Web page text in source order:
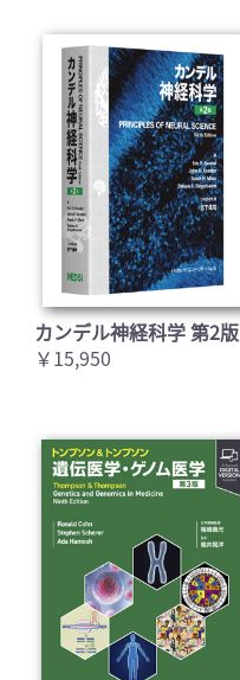
カンデル神経科学 第2版
￥15,950